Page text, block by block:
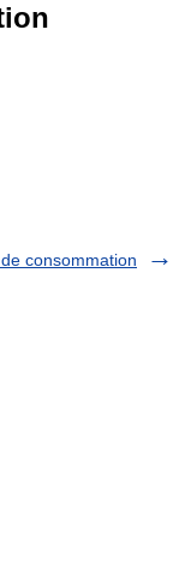
consommation